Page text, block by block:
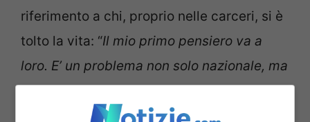
riferimento a chi, proprio nelle carceri, si è
tolto la vita: “Il mio primo pensiero va a
loro. E’ un problema non solo nazionale, ma
mondiale.Dobbiamo fare di tutto per
, se non eliminarla.Ogni suicido è